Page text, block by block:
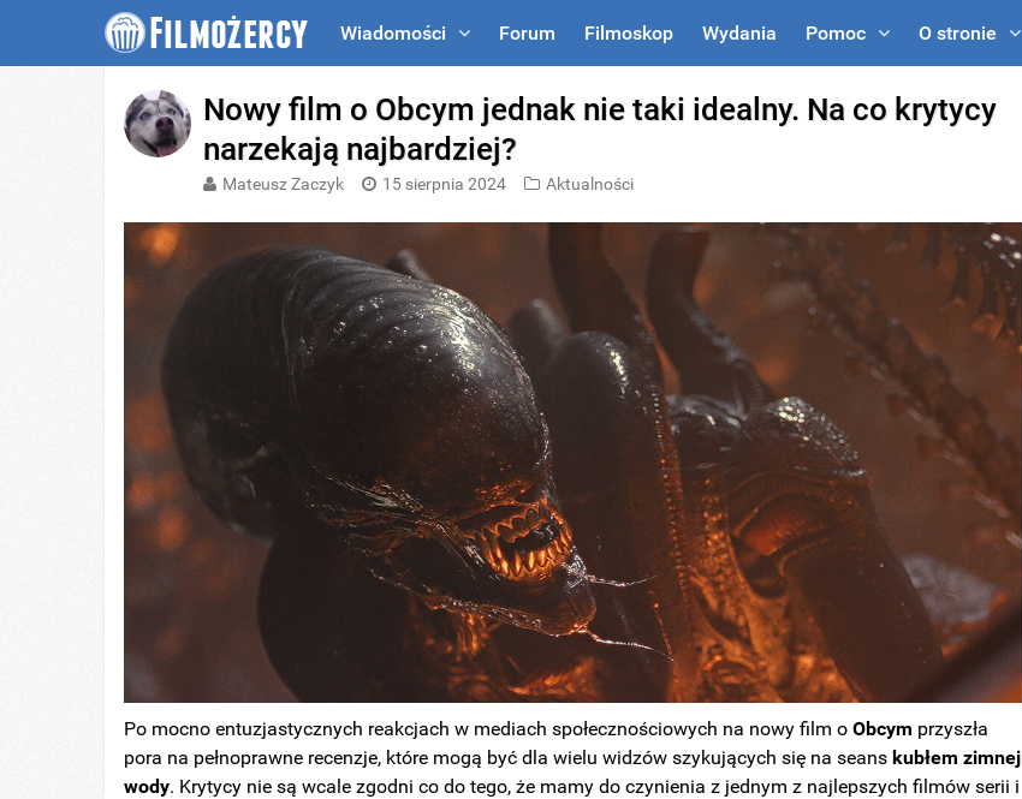
Wiadomości Forum Filmoskop Wydania Pomoc O stronie
Nowy film o Obcym jednak nie taki idealny. Na co krytycy
narzekają najbardziej?
Mateusz Zaczyk 15 sierpnia 2024 Aktualności
Po mocno entuzjastycznych reakcjach w mediach społecznościowych na nowy film oObcym przyszła
pora na pełnoprawne recenzje, które mogą być dla wielu widzów szykujących się na seanskubłem zimnej
wody. Krytycy nie są wcale zgodni co do tego, że mamy do czynienia z jednym z najlepszych filmów serii i